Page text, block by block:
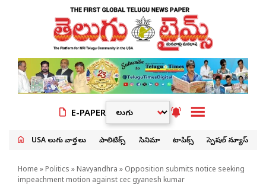
E-PAPER
USA తెలుగు వార్తలు పాలిటిక్స్ సినిమా టాపిక్స్ స్పెషల్ న్యూస్
Home » Politics » Navyandhra » Opposition submits notice seeking
impeachment motion against cec gyanesh kumar